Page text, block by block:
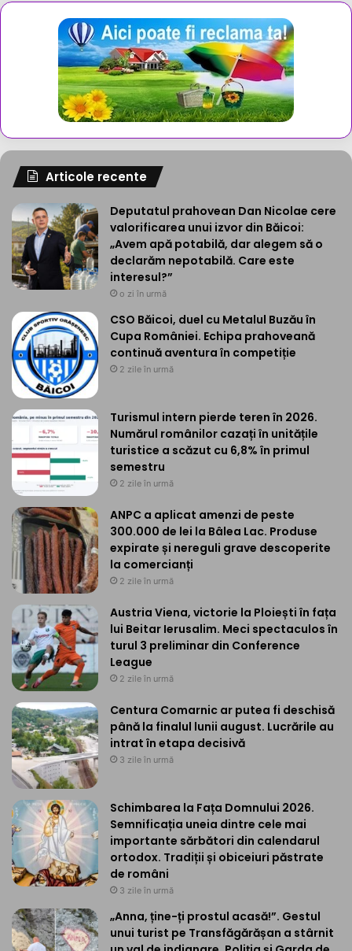
Articole recente
Deputatul prahovean Dan Nicolae cere
valorificarea unui izvor din Băicoi:
„Avem apă potabilă, dar alegem să o
declarăm nepotabilă. Care este
interesul?”
o zi în urmă
CSO Băicoi, duel cu Metalul Buzău în
Cupa României. Echipa prahoveană
continuă aventura în competiție
2 zile în urmă
Turismul intern pierde teren în 2026.
Numărul românilor cazați în unitățile
turistice a scăzut cu 6,8% în primul
semestru
2 zile în urmă
ANPC a aplicat amenzi de peste
300.000 de lei la Bâlea Lac. Produse
expirate și nereguli grave descoperite
la comercianți
2 zile în urmă
Austria Viena, victorie la Ploiești în fața
lui Beitar Ierusalim. Meci spectaculos în
turul 3 preliminar din Conference
League
2 zile în urmă
Centura Comarnic ar putea fi deschisă
până la finalul lunii august. Lucrările au
intrat în etapa decisivă
3 zile în urmă
Schimbarea la Fața Domnului 2026.
Semnificația uneia dintre cele mai
importante sărbători din calendarul
ortodox. Tradiții și obiceiuri păstrate
de români
3 zile în urmă
„Anna, ține-ți prostul acasă!”. Gestul
unui turist pe Transfăgărășan a stârnit